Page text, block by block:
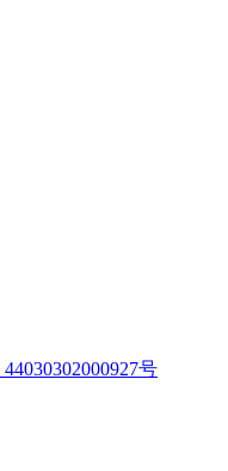
号